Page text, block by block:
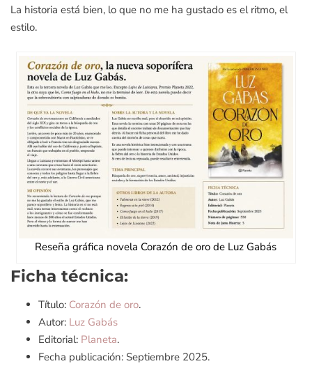
La historia está bien, lo que no me ha gustado es el ritmo, el
estilo.
Reseña gráfica novela Corazón de oro de Luz Gabás
Ficha técnica:
Título: Corazón de oro.
Autor: Luz Gabás
Editorial: Planeta.
Fecha publicación: Septiembre 2025.